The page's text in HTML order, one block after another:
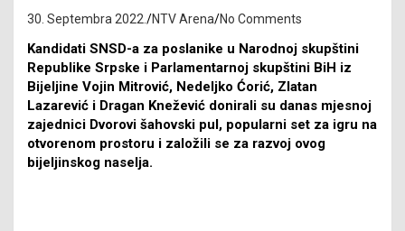
30. Septembra 2022. NTV Arena No Comments
Kandidati SNSD-a za poslanike u Narodnoj skupštini
Republike Srpske i Parlamentarnoj skupštini BiH iz
Bijeljine Vojin Mitrović, Nedeljko Ćorić, Zlatan
Lazarević i Dragan Knežević donirali su danas mjesnoj
zajednici Dvorovi šahovski pul, popularni set za igru na
otvorenom prostoru i založili se za razvoj ovog
bijeljinskog naselja.